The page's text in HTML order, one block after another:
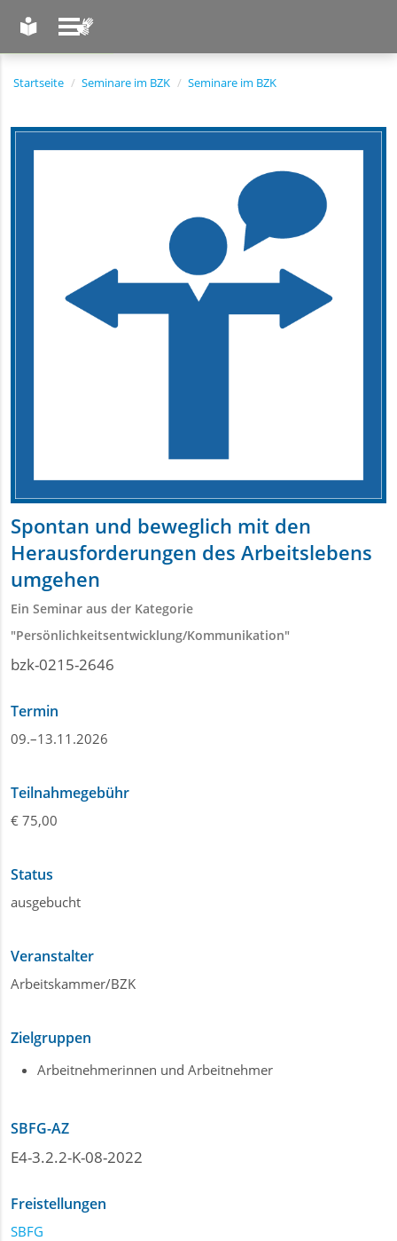
Startseite Seminare im BZK Seminare im BZK
Spontan und beweglich mit den
Herausforderungen des Arbeitslebens
umgehen
Ein Seminar aus der Kategorie
"Persönlichkeitsentwicklung/Kommunikation"
bzk-0215-2646
Termin
09.–13.11.2026
Teilnahmegebühr
€ 75,00
Status
ausgebucht
Veranstalter
Arbeitskammer/BZK
Zielgruppen
Arbeitnehmerinnen und Arbeitnehmer
SBFG-AZ
E4-3.2.2-K-08-2022
Freistellungen
SBFG